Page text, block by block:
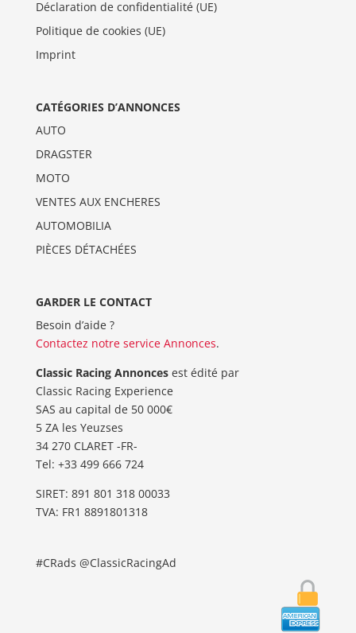
Déclaration de confidentialité (UE)
Politique de cookies (UE)
Imprint
CATÉGORIES D’ANNONCES
AUTO
DRAGSTER
MOTO
VENTES AUX ENCHERES
AUTOMOBILIA
PIÈCES DÉTACHÉES
GARDER LE CONTACT
Besoin d’aide ?
Contactez notre service Annonces.
Classic Racing Annoncesest édité par
Classic Racing Experience
SAS au capital de 50 000€
5 ZA les Yeuzses
34 270 CLARET -FR-
Tel: ‭+33 499 666 724‬
SIRET: 891 801 318 00033
TVA: FR1 8891801318
#CRads @ClassicRacingAd